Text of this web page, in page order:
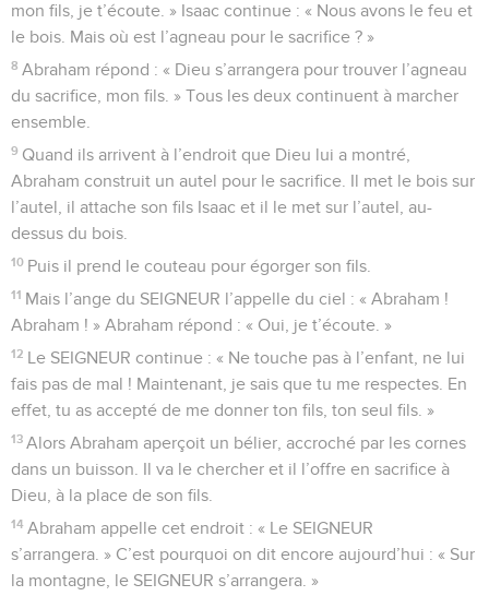
mon fils, je t’écoute. » Isaac continue : « Nous avons le feu et
le bois. Mais où est l’agneau pour le sacrifice ? »
8 Abraham répond : « Dieu s’arrangera pour trouver l’agneau
du sacrifice, mon fils. » Tous les deux continuent à marcher
ensemble.
9 Quand ils arrivent à l’endroit que Dieu lui a montré,
Abraham construit un autel pour le sacrifice. Il met le bois sur
l’autel, il attache son fils Isaac et il le met sur l’autel, au-
dessus du bois.
10 Puis il prend le couteau pour égorger son fils.
11 Mais l’ange du SEIGNEUR l’appelle du ciel : « Abraham !
Abraham ! » Abraham répond : « Oui, je t’écoute. »
12 Le SEIGNEUR continue : « Ne touche pas à l’enfant, ne lui
fais pas de mal ! Maintenant, je sais que tu me respectes. En
effet, tu as accepté de me donner ton fils, ton seul fils. »
13 Alors Abraham aperçoit un bélier, accroché par les cornes
dans un buisson. Il va le chercher et il l’offre en sacrifice à
Dieu, à la place de son fils.
14 Abraham appelle cet endroit : « Le SEIGNEUR
s’arrangera. » C’est pourquoi on dit encore aujourd’hui : « Sur
la montagne, le SEIGNEUR s’arrangera. »